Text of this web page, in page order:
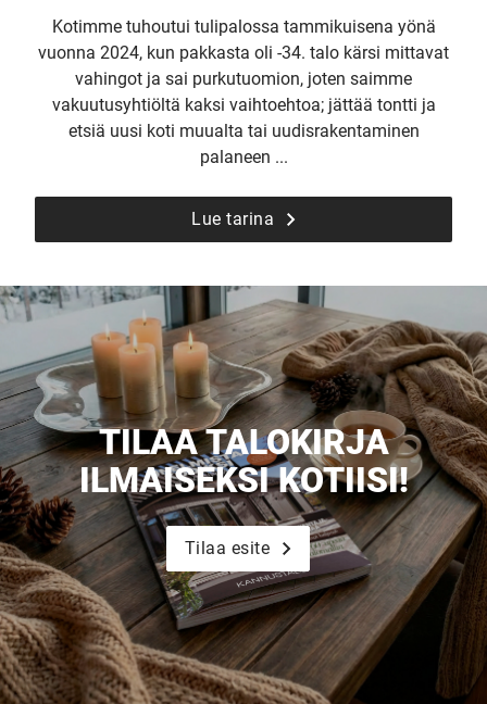
Kotimme tuhoutui tulipalossa tammikuisena yönä
vuonna 2024, kun pakkasta oli -34. talo kärsi mittavat
vahingot ja sai purkutuomion, joten saimme
vakuutusyhtiöltä kaksi vaihtoehtoa; jättää tontti ja
etsiä uusi koti muualta tai uudisrakentaminen
palaneen ...
Lue tarina
TILAA TALOKIRJA
ILMAISEKSI KOTIISI!
Tilaa esite